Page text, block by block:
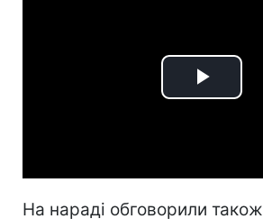
Play
На нараді обговорили також